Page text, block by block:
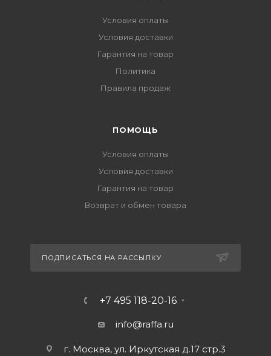
Условия оплаты
Условия доставки
Гарантия на товар
Политика
Правила продаж
ПОМОЩЬ
Условия оплаты
Условия доставки
Гарантия на товар
Возврат и обмен товара
ПОДПИСАТЬСЯ НА РАССЫЛКУ
+7 495 118-20-16
info@raffa.ru
г. Москва, ул. Иркутская д.17 стр.3